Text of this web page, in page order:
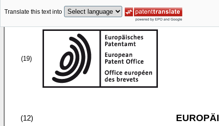
Translate this text into
(19)
(12)